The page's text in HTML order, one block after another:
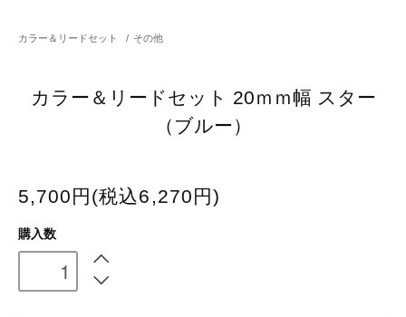
カラー＆リードセット / その他
カラー＆リードセット 20ｍｍ幅 スター
（ブルー）
5,700円(税込6,270円)
購入数